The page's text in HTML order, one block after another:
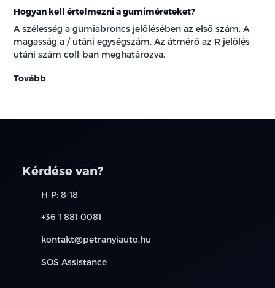
Hogyan kell értelmezni a gumiméreteket?
A szélesség a gumiabroncs jelölésében az első szám. A
magasság a / utáni egységszám. Az átmérő az R jelölés
utáni szám coll-ban meghatározva.
Tovább
Kérdése van?
H-P: 8-18
+36 1 881 0081
kontakt@petranyiauto.hu
SOS Assistance